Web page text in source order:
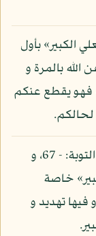
الكبير» بأول
الله بالمرة و
فهو يقطع عنكم
فالآية في معنى قوله: «نسوا الله فنسيهم:» التوبة: - 67، و
خاصة
تهديد و